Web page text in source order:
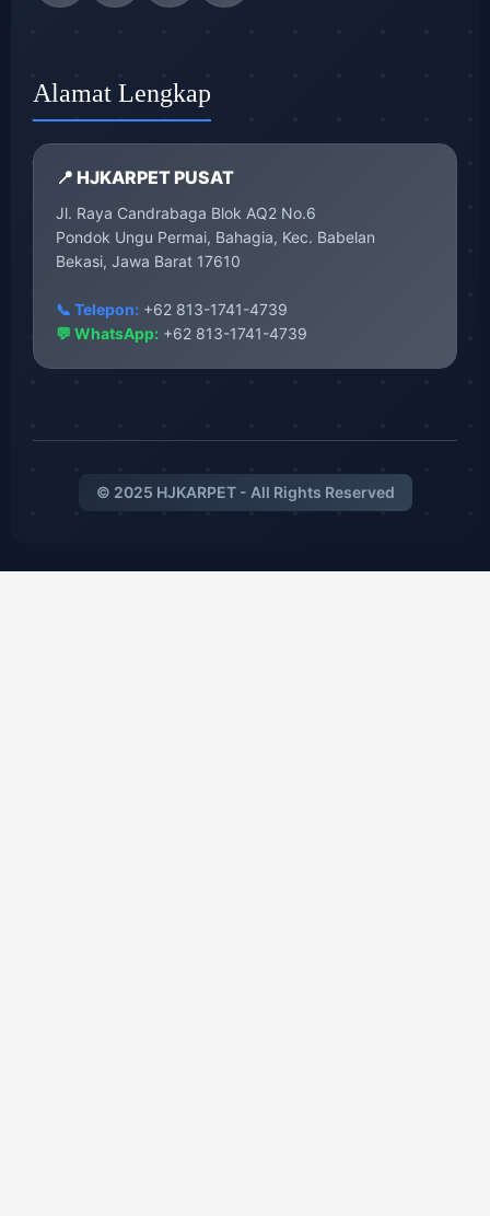
Alamat Lengkap
📍 HJKARPET PUSAT
Jl. Raya Candrabaga Blok AQ2 No.6
Pondok Ungu Permai, Bahagia, Kec. Babelan
Bekasi, Jawa Barat 17610
📞 Telepon: +62 813-1741-4739
💬 WhatsApp: +62 813-1741-4739
© 2025 HJKARPET - All Rights Reserved